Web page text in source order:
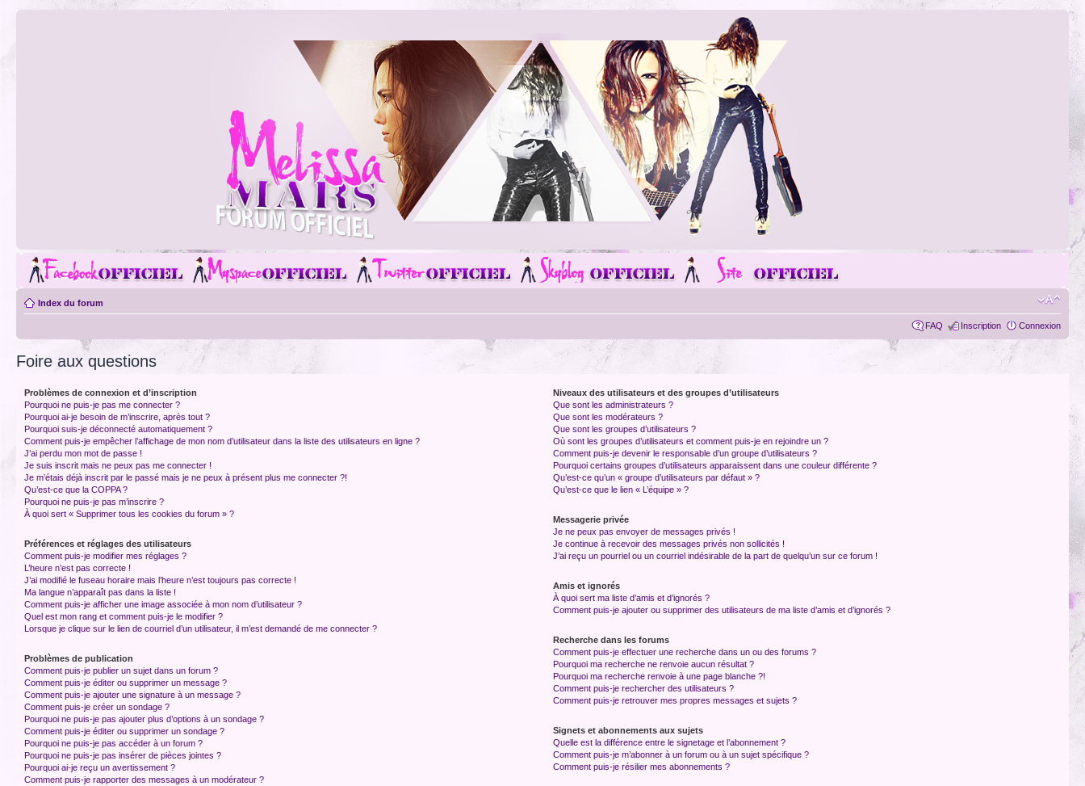
Index du forum
FAQ Inscription Connexion
Foire aux questions
Problèmes de connexion et d’inscription
Pourquoi ne puis-je pas me connecter ?
Pourquoi ai-je besoin de m’inscrire, après tout ?
Pourquoi suis-je déconnecté automatiquement ?
Comment puis-je empêcher l’affichage de mon nom d’utilisateur dans la liste des utilisateurs en ligne ?
J’ai perdu mon mot de passe !
Je suis inscrit mais ne peux pas me connecter !
Je m’étais déjà inscrit par le passé mais je ne peux à présent plus me connecter ?!
Qu’est-ce que la COPPA ?
Pourquoi ne puis-je pas m’inscrire ?
À quoi sert « Supprimer tous les cookies du forum » ?
Préférences et réglages des utilisateurs
Comment puis-je modifier mes réglages ?
L’heure n’est pas correcte !
J’ai modifié le fuseau horaire mais l’heure n’est toujours pas correcte !
Ma langue n’apparaît pas dans la liste !
Comment puis-je afficher une image associée à mon nom d’utilisateur ?
Quel est mon rang et comment puis-je le modifier ?
Lorsque je clique sur le lien de courriel d’un utilisateur, il m’est demandé de me connecter ?
Problèmes de publication
Comment puis-je publier un sujet dans un forum ?
Comment puis-je éditer ou supprimer un message ?
Comment puis-je ajouter une signature à un message ?
Comment puis-je créer un sondage ?
Pourquoi ne puis-je pas ajouter plus d’options à un sondage ?
Comment puis-je éditer ou supprimer un sondage ?
Pourquoi ne puis-je pas accéder à un forum ?
Pourquoi ne puis-je pas insérer de pièces jointes ?
Pourquoi ai-je reçu un avertissement ?
Comment puis-je rapporter des messages à un modérateur ?
Niveaux des utilisateurs et des groupes d’utilisateurs
Que sont les administrateurs ?
Que sont les modérateurs ?
Que sont les groupes d’utilisateurs ?
Où sont les groupes d’utilisateurs et comment puis-je en rejoindre un ?
Comment puis-je devenir le responsable d’un groupe d’utilisateurs ?
Pourquoi certains groupes d’utilisateurs apparaissent dans une couleur différente ?
Qu’est-ce qu’un « groupe d’utilisateurs par défaut » ?
Qu’est-ce que le lien « L’équipe » ?
Messagerie privée
Je ne peux pas envoyer de messages privés !
Je continue à recevoir des messages privés non sollicités !
J’ai reçu un pourriel ou un courriel indésirable de la part de quelqu’un sur ce forum !
Amis et ignorés
À quoi sert ma liste d’amis et d’ignorés ?
Comment puis-je ajouter ou supprimer des utilisateurs de ma liste d’amis et d’ignorés ?
Recherche dans les forums
Comment puis-je effectuer une recherche dans un ou des forums ?
Pourquoi ma recherche ne renvoie aucun résultat ?
Pourquoi ma recherche renvoie à une page blanche ?!
Comment puis-je rechercher des utilisateurs ?
Comment puis-je retrouver mes propres messages et sujets ?
Signets et abonnements aux sujets
Quelle est la différence entre le signetage et l’abonnement ?
Comment puis-je m’abonner à un forum ou à un sujet spécifique ?
Comment puis-je résilier mes abonnements ?